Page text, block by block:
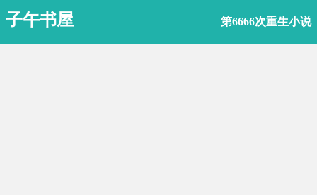
子午书屋 第6666次重生小说